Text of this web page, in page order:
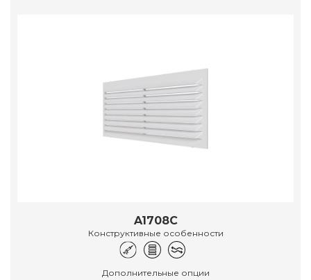
A1708C
Конструктивные особенности
Дополнительные опции